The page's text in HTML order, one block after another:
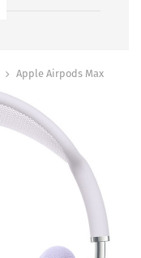
Apple Airpods Max